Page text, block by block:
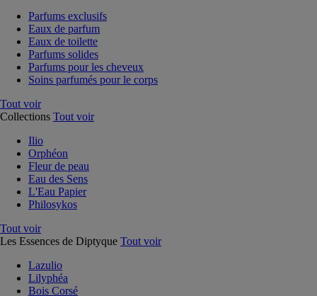
Parfums exclusifs
Eaux de parfum
Eaux de toilette
Parfums solides
Parfums pour les cheveux
Soins parfumés pour le corps
Tout voir
Collections Tout voir
Ilio
Orphéon
Fleur de peau
Eau des Sens
L'Eau Papier
Philosykos
Tout voir
Les Essences de Diptyque Tout voir
Lazulio
Lilyphéa
Bois Corsé